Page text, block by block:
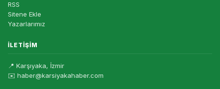
RSS
Sitene Ekle
Yazarlarımız
İLETIŞIM
📍 Karşıyaka, İzmir
✉️ haber@karsiyakahaber.com